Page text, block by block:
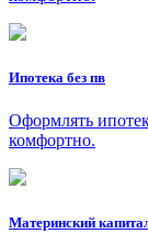
Ипотека без пв
Оформлять
комфортно.
Материнский